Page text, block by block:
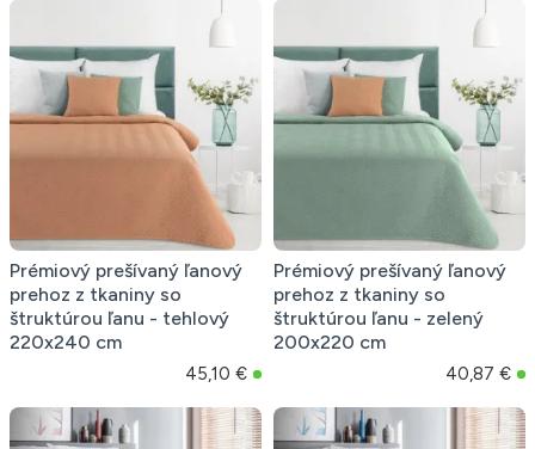
Prémiový prešívaný ľanový
prehoz z tkaniny so
štruktúrou ľanu - tehlový
220x240 cm
45,10 €
Prémiový prešívaný ľanový
prehoz z tkaniny so
štruktúrou ľanu - zelený
200x220 cm
40,87 €